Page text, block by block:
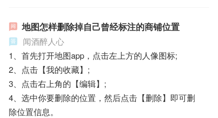
地图怎样删除掉自己曾经标注的商铺位置
闻酒醉人心
1、首先打开地图app，点击左上方的人像图标;
2、点击【我的收藏】;
3、点击右上角的【编辑】;
4、选中你要删除的位置，然后点击【删除】即可删
除位置信息。